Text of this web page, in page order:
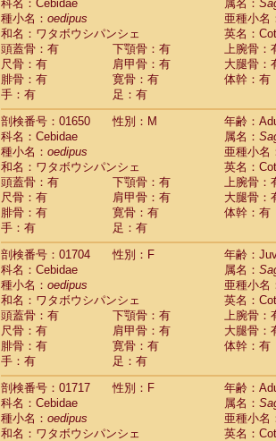
Scandentia
ScandentiaTupaia minor
科名：Cebidae 属名：
種小名： oedipus
亜種小名
和名：ワタボウシパンシェ
英名：
頭蓋骨：有
下顎骨：有
上腕骨：
尺骨：有
肩甲骨：有
大腿骨：
腓骨：有
寛骨：有
体幹：有
手：有
足：有
剖検番号：01650
性別：M
年齢：
科名：Cebidae
属名：
種小名： oedipus
亜種小名
和名：ワタボウシパンシェ
英名：
頭蓋骨：有
下顎骨：有
上腕骨：
尺骨：有
肩甲骨：有
大腿骨：
腓骨：有
寛骨：有
体幹：有
手：有
足：有
剖検番号：01704
性別：F
年齢：
科名：Cebidae
属名：
種小名： oedipus
亜種小名
和名：ワタボウシパンシェ
英名：
頭蓋骨：有
下顎骨：有
上腕骨：
尺骨：有
肩甲骨：有
大腿骨：
腓骨：有
寛骨：有
体幹：有
手：有
足：有
剖検番号：01717
性別：F
年齢：
科名：Cebidae
属名：
種小名： oedipus
亜種小名
和名：ワタボウシパンシェ
英名：